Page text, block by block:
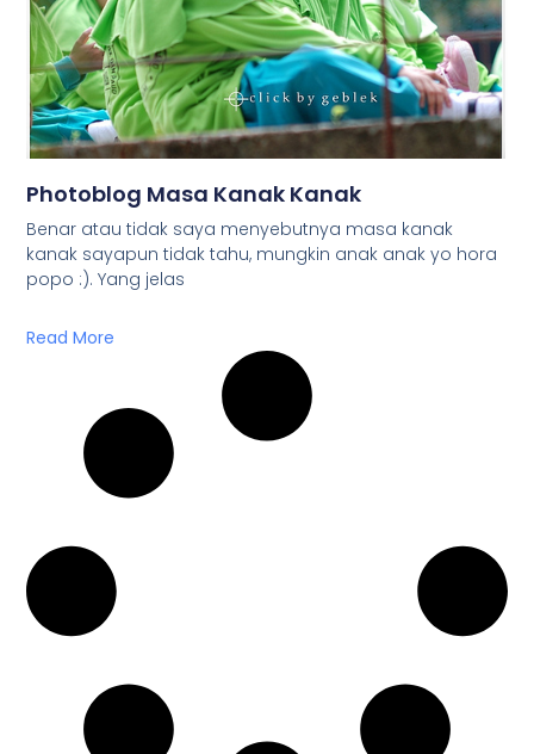
Photoblog Masa Kanak Kanak
Benar atau tidak saya menyebutnya masa kanak
kanak sayapun tidak tahu, mungkin anak anak yo hora
popo :). Yang jelas
Read More